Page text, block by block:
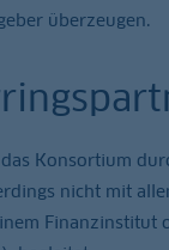
überzeugen.
Konsortium
nicht mit
Finanzinstitut